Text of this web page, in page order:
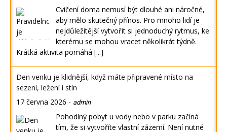
Cvičení doma nemusí být dlouhé ani náročné,
aby mělo skutečný přínos. Pro mnoho lidí je
nejdůležitější vytvořit si jednoduchý rytmus, ke
kterému se mohou vracet několikrát týdně.
Krátká aktivita pomáhá [...]
Den venku je klidnější, když máte připravené místo na
sezení, ležení i stín
17 června 2026 - admin
Pohodlný pobyt u vody nebo v parku začíná
tím, že si vytvoříte vlastní zázemí. Není nutné